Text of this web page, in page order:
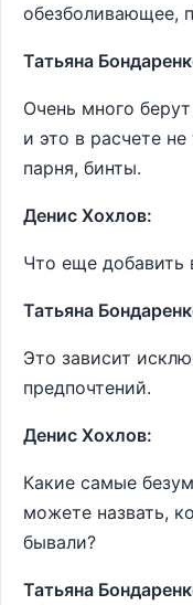
обезболивающее,
Татьяна
Очень много
и это в расчете
парня, бинты.
Денис Хохлов:
Что еще добавить
Татьяна
Это зависит
предпочтений.
Денис Хохлов:
Какие самые
можете назвать,
бывали?
Татьяна